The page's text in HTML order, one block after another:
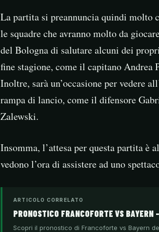
La partita si preannuncia quindi molto
le squadre che avranno molto da
del Bologna di salutare alcuni dei
fine stagione, come il capitano
Inoltre, sarà un’occasione per vedere
rampa di lancio, come il difensore
Zalewski.
Insomma, l’attesa per questa partita è
vedono l’ora di assistere ad uno
ARTICOLO CORRELATO
PRONOSTICO FRANCOFORTE VS
Scopri il pronostico di Francoforte vs Bayern